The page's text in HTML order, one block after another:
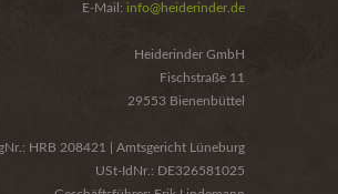
E-Mail: info@heiderinder.de
Heiderinder GmbH
Fischstraße 11
29553 Bienenbüttel
HRB 208421 | Amtsgericht Lüneburg
USt-IdNr.: DE326581025